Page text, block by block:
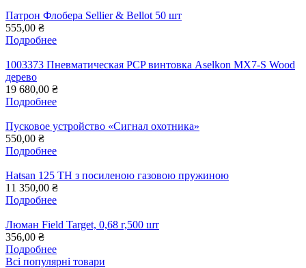
Патрон Флобера Sellier & Bellot 50 шт
555,00 ₴
Подробнее
1003373 Пневматическая PCP винтовка Aselkon MX7-S Wood
дерево
19 680,00 ₴
Подробнее
Пусковое устройство «Сигнал охотника»
550,00 ₴
Подробнее
Hatsan 125 TH з посиленою газовою пружиною
11 350,00 ₴
Подробнее
Люман Field Target, 0,68 г,500 шт
356,00 ₴
Подробнее
Всі популярні товари